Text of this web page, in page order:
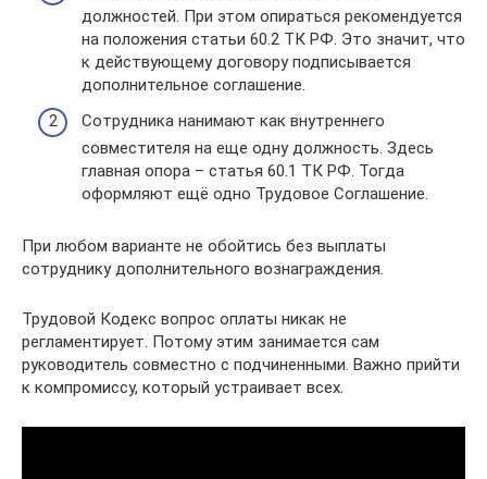
должностей. При этом опираться рекомендуется
на положения статьи 60.2 ТК РФ. Это значит, что
к действующему договору подписывается
дополнительное соглашение.
Сотрудника нанимают как внутреннего
совместителя на еще одну должность. Здесь
главная опора – статья 60.1 ТК РФ. Тогда
оформляют ещё одно Трудовое Соглашение.
При любом варианте не обойтись без выплаты
сотруднику дополнительного вознаграждения.
Трудовой Кодекс вопрос оплаты никак не
регламентирует. Потому этим занимается сам
руководитель совместно с подчиненными. Важно прийти
к компромиссу, который устраивает всех.